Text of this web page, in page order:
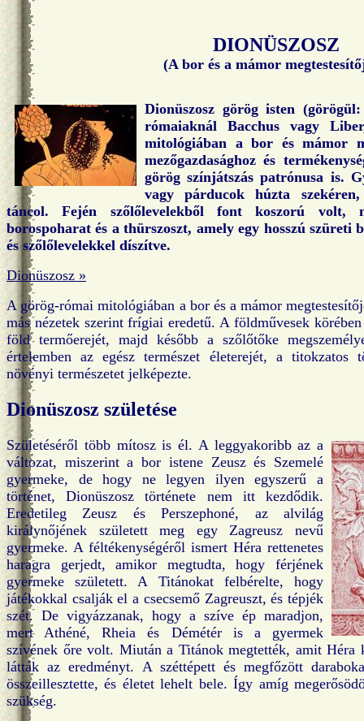
DIONÜSZOSZ
(A bor és a mámor
Dionüszosz görög isten
rómaiaknál Bacchus vagy
mitológiában a bor és mámor
mezőgazdasághoz és
görög színjátszás patrónusa is.
vagy párducok húzta
táncol. Fején szőlőlevelekből font koszorú volt,
borospoharat és a thürszoszt, amely egy hosszú szüreti
és szőlőlevelekkel díszítve.
Dionüszosz »
A görög-római mitológiában a bor és a mámor
más nézetek szerint frígiai eredetű. A földművesek
föld termőerejét, majd később a szőlőtőke
értelemben az egész természet életerejét, a titokzatos
növényi természetet jelképezte.
Dionüszosz születése
Születéséről több mítosz is él. A leggyakoribb az a
változat, miszerint a bor istene Zeusz és Szemelé
gyermeke, de hogy ne legyen ilyen egyszerű a
történet, Dionüszosz története nem itt kezdődik.
Eredetileg Zeusz és Perszephoné, az alvilág
királynőjének született meg egy Zagreusz nevű
gyermeke. A féltékenységéről ismert Héra rettenetes
haragra gerjedt, amikor megtudta, hogy férjének
gyermeke született. A Titánokat felbérelte, hogy
játékokkal csalják el a csecsemő Zagreuszt, és tépjék
szét. De vigyázzanak, hogy a szíve ép maradjon,
mert Athéné, Rheia és Démétér is a gyermek
szívének őre volt. Miután a Titánok megtették, amit Héra
látták az eredményt. A széttépett és megfőzött
összeillesztette, és életet lehelt bele. Így amíg
szükség.